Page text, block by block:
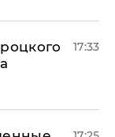
17:33